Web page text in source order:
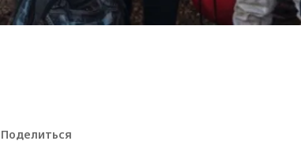
Поделиться